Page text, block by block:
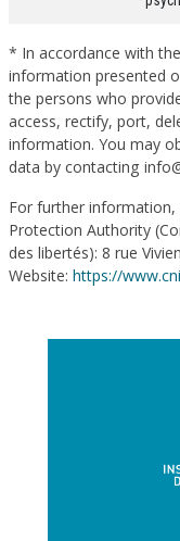
* In accordance with
information presented
the persons who
access, rectify, port,
information. You may
data by contacting
For further information,
Protection Authority
des libertés): 8 rue
Website: https://